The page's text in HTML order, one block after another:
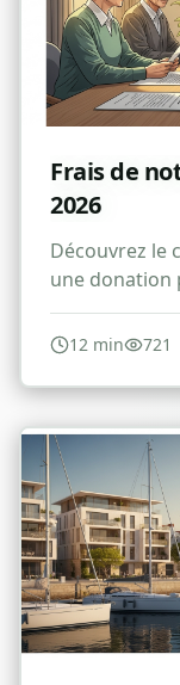
Frais de
2026
Découvrez le
une donation
réductions et
droits.
12 min 721